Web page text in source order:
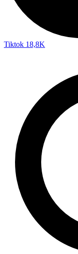
Tiktok 18,8K